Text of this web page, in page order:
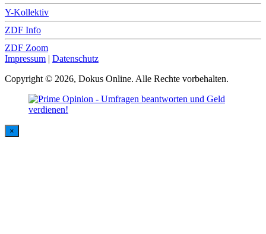
Y-Kollektiv
ZDF Info
ZDF Zoom
Impressum | Datenschutz
Copyright © 2026, Dokus Online. Alle Rechte vorbehalten.
×